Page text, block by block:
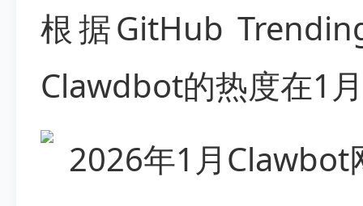
根据GitHub
Clawdbot的热度在1